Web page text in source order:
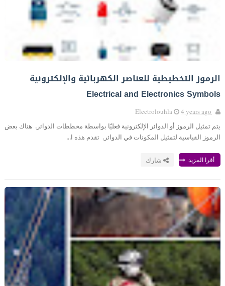
الرموز التخطيطية للعناصر الكهربائية والإلكترونية
Electrical and Electronics Symbols
Electrolouhla 4 years ago
يتم تمثيل الرموز أو الدوائر الإلكترونية فعليًا بواسطة مخططات الدوائر. هناك بعض
الرموز القياسية لتمثيل المكونات في الدوائر. تقدم هذه ا...
أقرا المزيد شارك